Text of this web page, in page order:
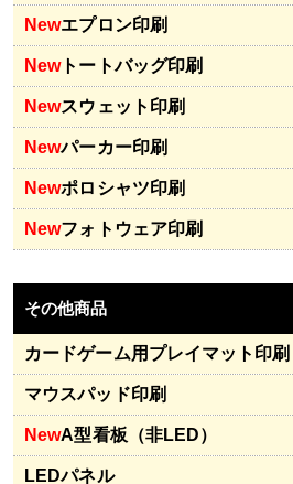
Newエプロン印刷
Newトートバッグ印刷
Newスウェット印刷
Newパーカー印刷
Newポロシャツ印刷
Newフォトウェア印刷
その他商品
カードゲーム用プレイマット印刷
マウスパッド印刷
NewA型看板（非LED）
LEDパネル